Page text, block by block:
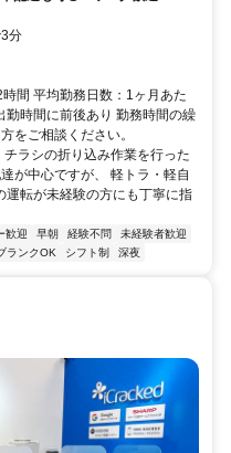
分
間 平均勤務日数：1ヶ月あた
時間に前後あり 勤務時間の繰
をご相談ください。
ラシの折り込み作業を行った
が中心ですが、 軽トラ・軽自
運転が未経験の方にも丁寧に指
歓迎 早朝 経験不問
未経験者歓迎
ランクOK シフト制 深夜